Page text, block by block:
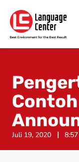
Contoh
Juli 19, 2020